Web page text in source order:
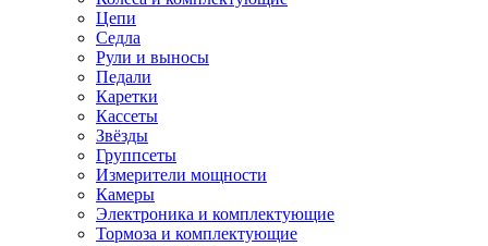
Цепи
Седла
Рули и выносы
Педали
Каретки
Кассеты
Звёзды
Группсеты
Измерители мощности
Камеры
Электроника и комплектующие
Тормоза и комплектующие